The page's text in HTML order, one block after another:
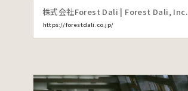
株式会社Forest Dali | Forest Dali, Inc.
https://forestdali.co.jp/